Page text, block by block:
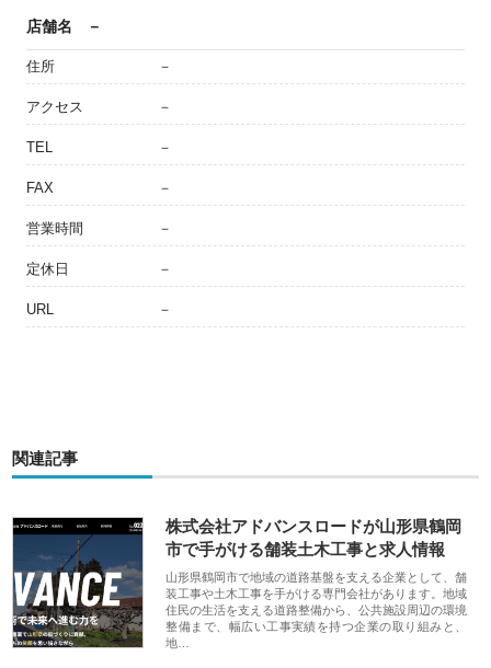
店舗名 －
住所 －
アクセス －
TEL －
FAX －
営業時間 －
定休日 －
URL －
関連記事
株式会社アドバンスロードが山形県鶴岡
市で手がける舗装土木工事と求人情報
山形県鶴岡市で地域の道路基盤を支える企業として、舗
装工事や土木工事を手がける専門会社があります。地域
住民の生活を支える道路整備から、公共施設周辺の環境
整備まで、幅広い工事実績を持つ企業の取り組みと、
地…